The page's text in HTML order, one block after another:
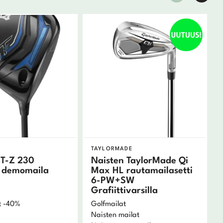
Z 230
-40%
TAYLORMADE
Naisten TaylorMade Qi
Max HL rautamailasetti
6-PW+SW
Grafiittivarsilla
Golfmailat
Naisten mailat